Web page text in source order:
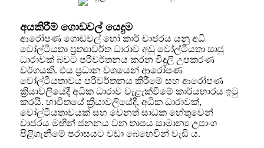
අයකිරීම් ගොඩවල් යෙදුම
ආරෝපණ ගොඩවල් හෝ කාර් චාජරය යනු අධි
වෝල්ටීයතා ප්‍රත්‍යාවර්ත ධාරාව අඩු වෝල්ටීයතා සෘජු
ධාරාවක් බවට පරිවර්තනය කරන විදුලි උපකරණ
වර්ගයකි. එය ප්‍රධාන වශයෙන් ආරෝපණ
වෝල්ටීයතාවය පරිවර්තනය කිරීමේ සහ ආරෝපණ
ක්‍රියාවලියේදී අධික ධාරාව වැළැක්වීමේ කාර්යභාරය ඉටු
කරයි. භාවිතයේ ක්‍රියාවලියේදී, අධික ධාරාවක්,
වෝල්ටීයතාවයක් සහ වෙනත් සාධක හේතුවෙන්
චාජරය මඟින් ජනනය වන තාපය සාමාන්‍ය උපාංග
පිළිගැනීමේ පරාසයට වඩා බෙහෙවින් වැඩි ය.